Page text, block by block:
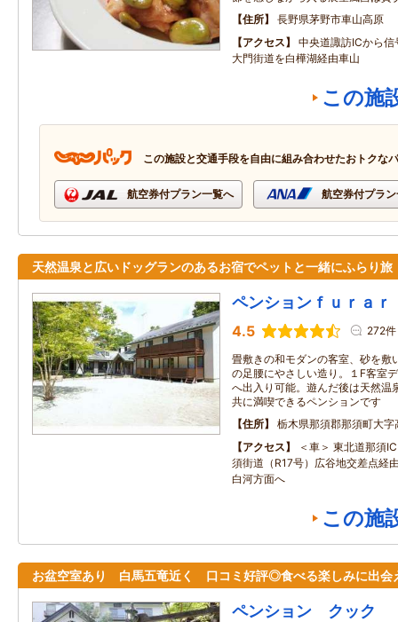
住所
長野県茅野市車山高原
アクセス
中央道諏訪ICから
大門街道を白樺湖経由車山
この施
この施設と交通手段を自由に組み合わせたおトクな
航空券付プラン一覧へ 航空券付プラ
天然温泉と広いドッグランのあるお宿でペットと一緒にふらり旅
ペンションｆｕｒａｒ
4.5 272件
畳敷きの和モダンの客室、砂を敷
の足腰にやさしい造り。１F客室
へ出入り可能。遊んだ後は天然温
共に満喫できるペンションです
住所
栃木県那須郡那須町大字
アクセス
＜車＞ 東北道那須
須街道（R17号）広谷地交差点経
白河方面へ
この施
お盆空室あり 白馬五竜近く 口コミ好評◎食べる楽しみに出会
ペンション クック